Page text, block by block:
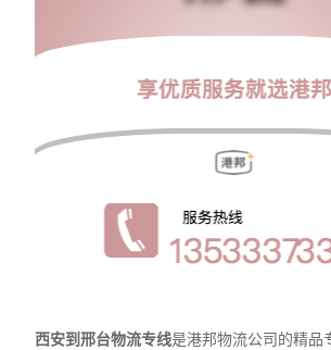
西安到邢台物流专线是港邦物流公司的精品